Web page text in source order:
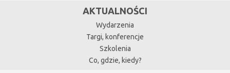
AKTUALNOŚCI
Wydarzenia
Targi, konferencje
Szkolenia
Co, gdzie, kiedy?